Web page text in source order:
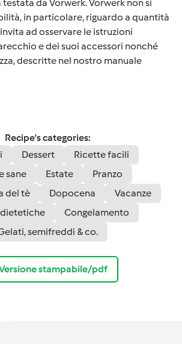
da Vorwerk. Vorwerk non si
in particolare, riguardo a quantità
ad osservare le istruzioni
e dei suoi accessori nonché
descritte nel nostro manuale
Recipe's categories:
Dessert
Ricette facili
sane
Estate
Pranzo
del tè
Dopocena
Vacanze
Congelamento
semifreddi & co.
stampabile/pdf